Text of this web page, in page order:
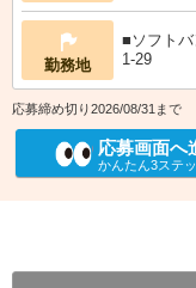
勤務地
■ソフト
1‐29
応募締め切り2026/08/31まで
応募画面へ
かんたん3ステッ